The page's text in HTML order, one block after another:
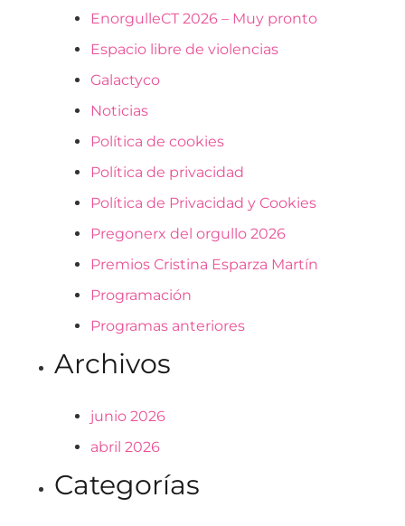
EnorgulleCT 2026 – Muy pronto
Espacio libre de violencias
Galactyco
Noticias
Política de cookies
Política de privacidad
Política de Privacidad y Cookies
Pregonerx del orgullo 2026
Premios Cristina Esparza Martín
Programación
Programas anteriores
Archivos
junio 2026
abril 2026
Categorías